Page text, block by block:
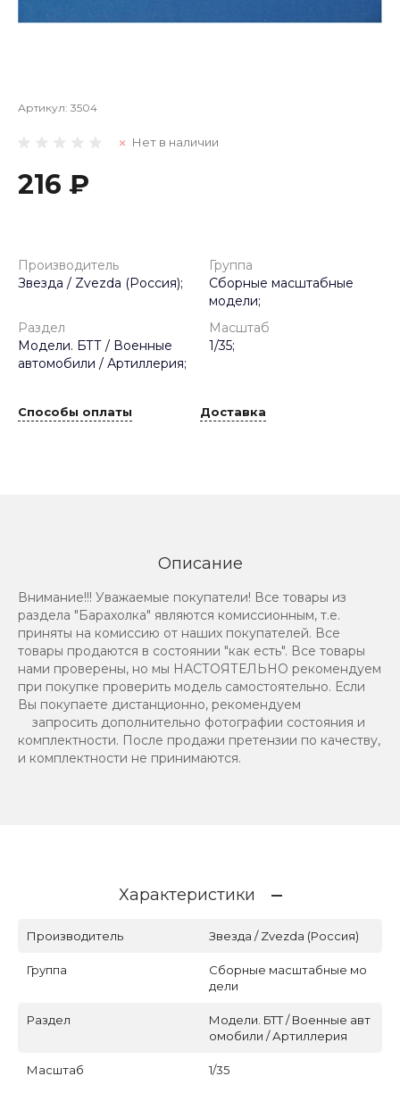
Артикул: 3504
Нет в наличии
216 ₽
Производитель
Звезда / Zvezda (Россия);
Группа
Сборные масштабные
модели;
Раздел
Модели. БТТ / Военные
автомобили / Артиллерия;
Масштаб
1/35;
Способы оплаты Доставка
Описание
Внимание!!! Уважаемые покупатели! Все товары из
раздела "Барахолка" являются комиссионным, т.е.
приняты на комиссию от наших покупателей. Все
товары продаются в состоянии "как есть". Все товары
нами проверены, но мы НАСТОЯТЕЛЬНО рекомендуем
при покупке проверить модель самостоятельно. Если
Вы покупаете дистанционно, рекомендуем
запросить дополнительно фотографии состояния и
комплектности. После продажи претензии по качеству,
и комплектности не принимаются.
Характеристики
Производитель Звезда / Zvezda (Россия)
Группа
Сборные масштабные мо
дели
Раздел
Модели. БТТ / Военные авт
омобили / Артиллерия
Масштаб 1/35